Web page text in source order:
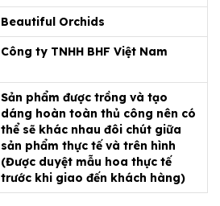
Beautiful Orchids
Công ty TNHH BHF Việt Nam
Sản phẩm được trồng và tạo
dáng hoàn toàn thủ công nên có
thể sẽ khác nhau đôi chút giữa
sản phẩm thực tế và trên hình
(Được duyệt mẫu hoa thực tế
trước khi giao đến khách hàng)